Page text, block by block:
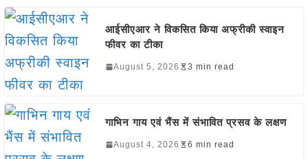
आईसीएआर ने विकसित किया अफ्रीकी स्वाइन
फीवर का टीका
August 5, 2026 3 min read
गाभिन गाय एवं भैंस में संभावित प्रसव के लक्षण
August 4, 2026 6 min read